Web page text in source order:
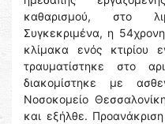
καθαρισμού, στο
Συγκεκριμένα, η
κλίμακα ενός κτιρίου
τραυματίστηκε στο
διακομίστηκε με
Νοσοκομείο
και εξήλθε.